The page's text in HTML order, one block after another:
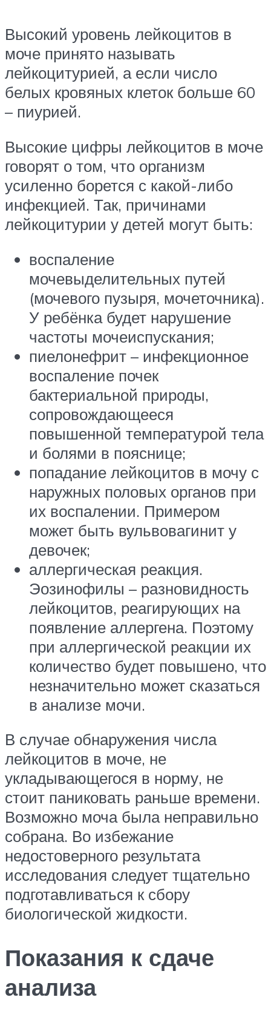
Высокий уровень лейкоцитов в
моче принято называть
лейкоцитурией, а если число
белых кровяных клеток больше 60
– пиурией.
Высокие цифры лейкоцитов в моче
говорят о том, что организм
усиленно борется с какой-либо
инфекцией. Так, причинами
лейкоцитурии у детей могут быть:
воспаление
мочевыделительных путей
(мочевого пузыря, мочеточника).
У ребёнка будет нарушение
частоты мочеиспускания;
пиелонефрит – инфекционное
воспаление почек
бактериальной природы,
сопровождающееся
повышенной температурой тела
и болями в пояснице;
попадание лейкоцитов в мочу с
наружных половых органов при
их воспалении. Примером
может быть вульвовагинит у
девочек;
аллергическая реакция.
Эозинофилы – разновидность
лейкоцитов, реагирующих на
появление аллергена. Поэтому
при аллергической реакции их
количество будет повышено, что
незначительно может сказаться
в анализе мочи.
В случае обнаружения числа
лейкоцитов в моче, не
укладывающегося в норму, не
стоит паниковать раньше времени.
Возможно моча была неправильно
собрана. Во избежание
недостоверного результата
исследования следует тщательно
подготавливаться к сбору
биологической жидкости.
Показания к сдаче
анализа